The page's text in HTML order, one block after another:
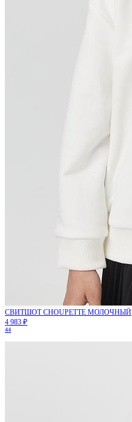
СВИТШОТ CHOUPETTE МОЛОЧНЫЙ
4 983 ₽
44